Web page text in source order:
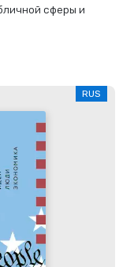
сферы и
RUS